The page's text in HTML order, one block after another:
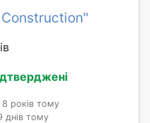
Construction"
років тому
днів тому